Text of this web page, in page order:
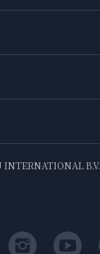
INTERNATIONAL B.V.